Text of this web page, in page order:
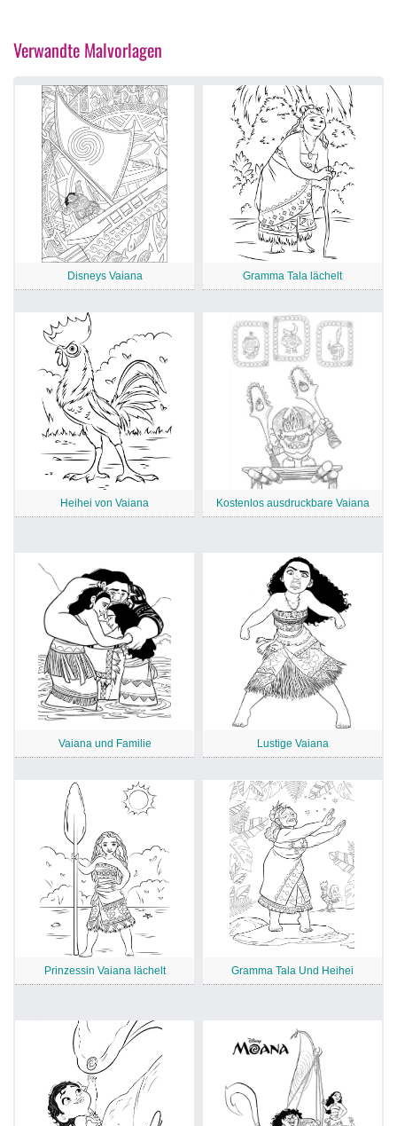
Verwandte Malvorlagen
Disneys Vaiana Gramma Tala lächelt
Heihei von Vaiana Kostenlos ausdruckbare Vaiana
Vaiana und Familie Lustige Vaiana
Prinzessin Vaiana lächelt Gramma Tala Und Heihei